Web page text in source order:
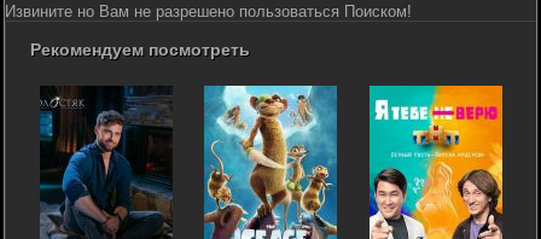
Извините но Вам не разрешено пользоваться Поиском!
Рекомендуем посмотреть